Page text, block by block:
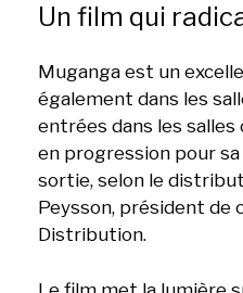
Un film qui
Muganga est un
également dans les
entrées dans les
en progression pour
sortie, selon le
Peysson, président de
Distribution.